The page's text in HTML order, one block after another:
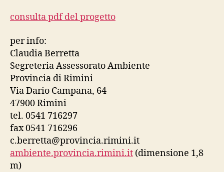
consulta pdf del progetto
per info:
Claudia Berretta
Segreteria Assessorato Ambiente
Provincia di Rimini
Via Dario Campana, 64
47900 Rimini
tel. 0541 716297
fax 0541 716296
c.berretta@provincia.rimini.it
ambiente.provincia.rimini.it (dimensione 1,8
m)